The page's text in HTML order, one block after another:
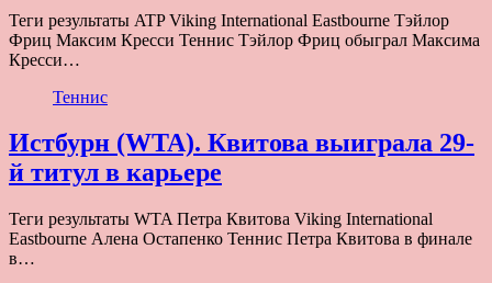
Теги результаты ATP Viking International Eastbourne Тэйлор
Фриц Максим Кресси Теннис Тэйлор Фриц обыграл Максима
Кресси…
Теннис
Истбурн (WTA). Квитова выиграла 29-
й титул в карьере
Теги результаты WTA Петра Квитова Viking International
Eastbourne Алена Остапенко Теннис Петра Квитова в финале
в…